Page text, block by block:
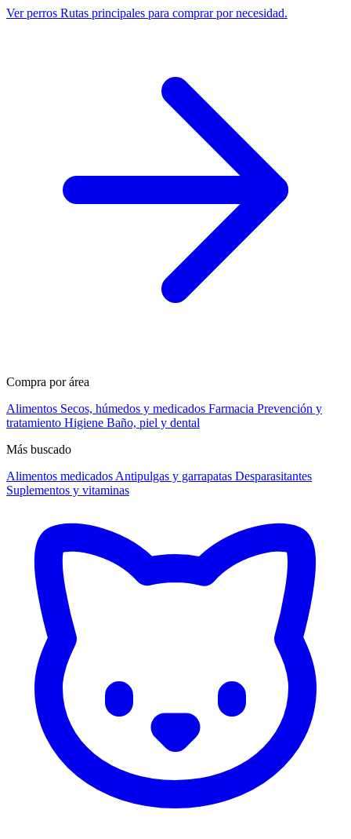
Ver perros Rutas principales para comprar por necesidad.
Compra por área
Alimentos Secos, húmedos y medicados Farmacia Prevención y
tratamiento Higiene Baño, piel y dental
Más buscado
Alimentos medicados Antipulgas y garrapatas Desparasitantes
Suplementos y vitaminas